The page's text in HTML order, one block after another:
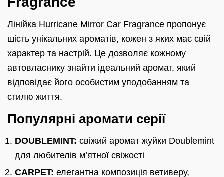
Лінійка Hurricane Mirror Car Fragrance пропонує
шість унікальних ароматів, кожен з яких має свій
характер та настрій. Це дозволяє кожному
автовласнику знайти ідеальний аромат, який
відповідає його особистим уподобанням та
стилю життя.
Популярні аромати серії
DOUBLEMINT: свіжий аромат жуйки Doublemint
для любителів м’ятної свіжості
CARPET: елегантна композиція ветиверу,